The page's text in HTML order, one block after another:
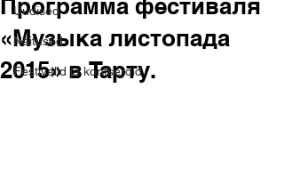
Uudised
Näitused
Festivalid ja kontserdid
Программа фестиваля
«Музыка листопада
2015» в Тарту.